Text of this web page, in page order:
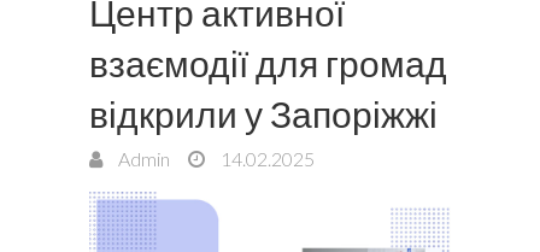
Центр активної
взаємодії для громад
відкрили у Запоріжжі
Admin 14.02.2025